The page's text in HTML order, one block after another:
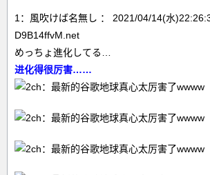
1：風吹けば名無し ： 2021/04/14(水
D9B14ffvM.net
めっちょ進化してる…
进化得很厉害……